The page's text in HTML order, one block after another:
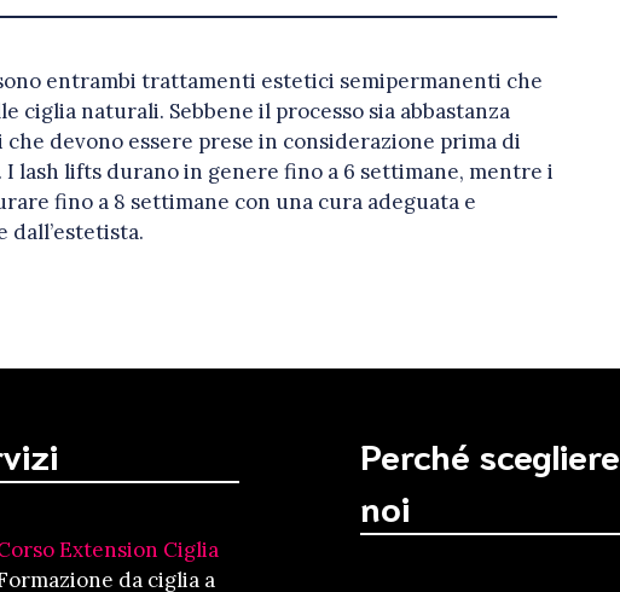
entrambi trattamenti estetici semipermanenti che
ciglia naturali. Sebbene il processo sia abbastanza
devono essere prese in considerazione prima di
lash lifts durano in genere fino a 6 settimane, mentre i
fino a 8 settimane con una cura adeguata e
Extension Ciglia
da ciglia a
Perché scegliere
noi